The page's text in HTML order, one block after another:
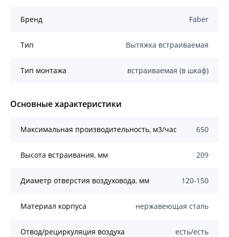
Бренд Faber
Тип Вытяжка встраиваемая
Тип монтажа встраиваемая (в шкаф)
Основные характеристики
Mаксимальная производительность, м3/час 650
Высота встраивания, мм 209
Диаметр отверстия воздуховода, мм 120-150
Материал корпуса нержавеющая сталь
Отвод/рециркуляция воздуха есть/есть